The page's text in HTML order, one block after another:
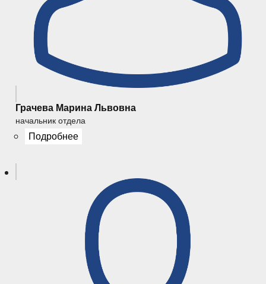
Грачева Марина Львовна
начальник отдела
Подробнее